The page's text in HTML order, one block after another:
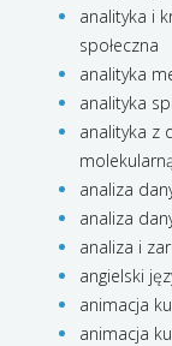
analityka i
społeczna
analityka
analityka
analityka z
analiza
analiza
analiza i
angielski
animacja
animacja